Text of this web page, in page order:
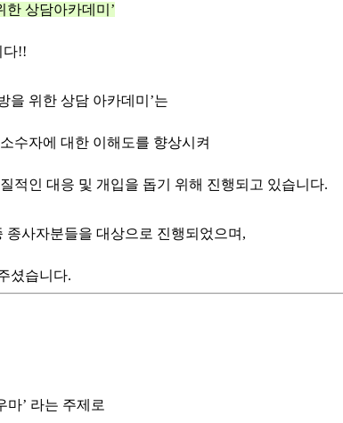
한 상담아카데미’
다!!
을 위한 상담 아카데미’는
수자에 대한 이해도를 향상시켜
적인 대응 및 개입을 돕기 위해 진행되고 있습니다.
종사자분들을 대상으로 진행되었으며,
셨습니다.
마’ 라는 주제로